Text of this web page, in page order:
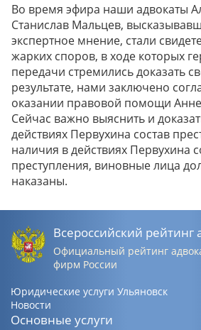
Во время эфира наши адвокаты
Станислав Мальцев,
экспертное мнение, стали
жарких споров, в ходе которых
передачи стремились доказать
результате, нами заключено
оказании правовой помощи
Сейчас важно выяснить и
действиях Первухина состав
наличия в действиях Первухина
преступления, виновные лица
наказаны.
Всероссийский рейтинг
Официальный рейтинг
фирм России
Юридические услуги Ульяновск
Новости
Основные услуги